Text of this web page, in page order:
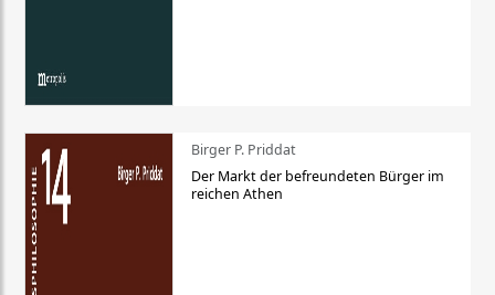
Birger P. Priddat
Der Markt der befreundeten Bürger im
reichen Athen